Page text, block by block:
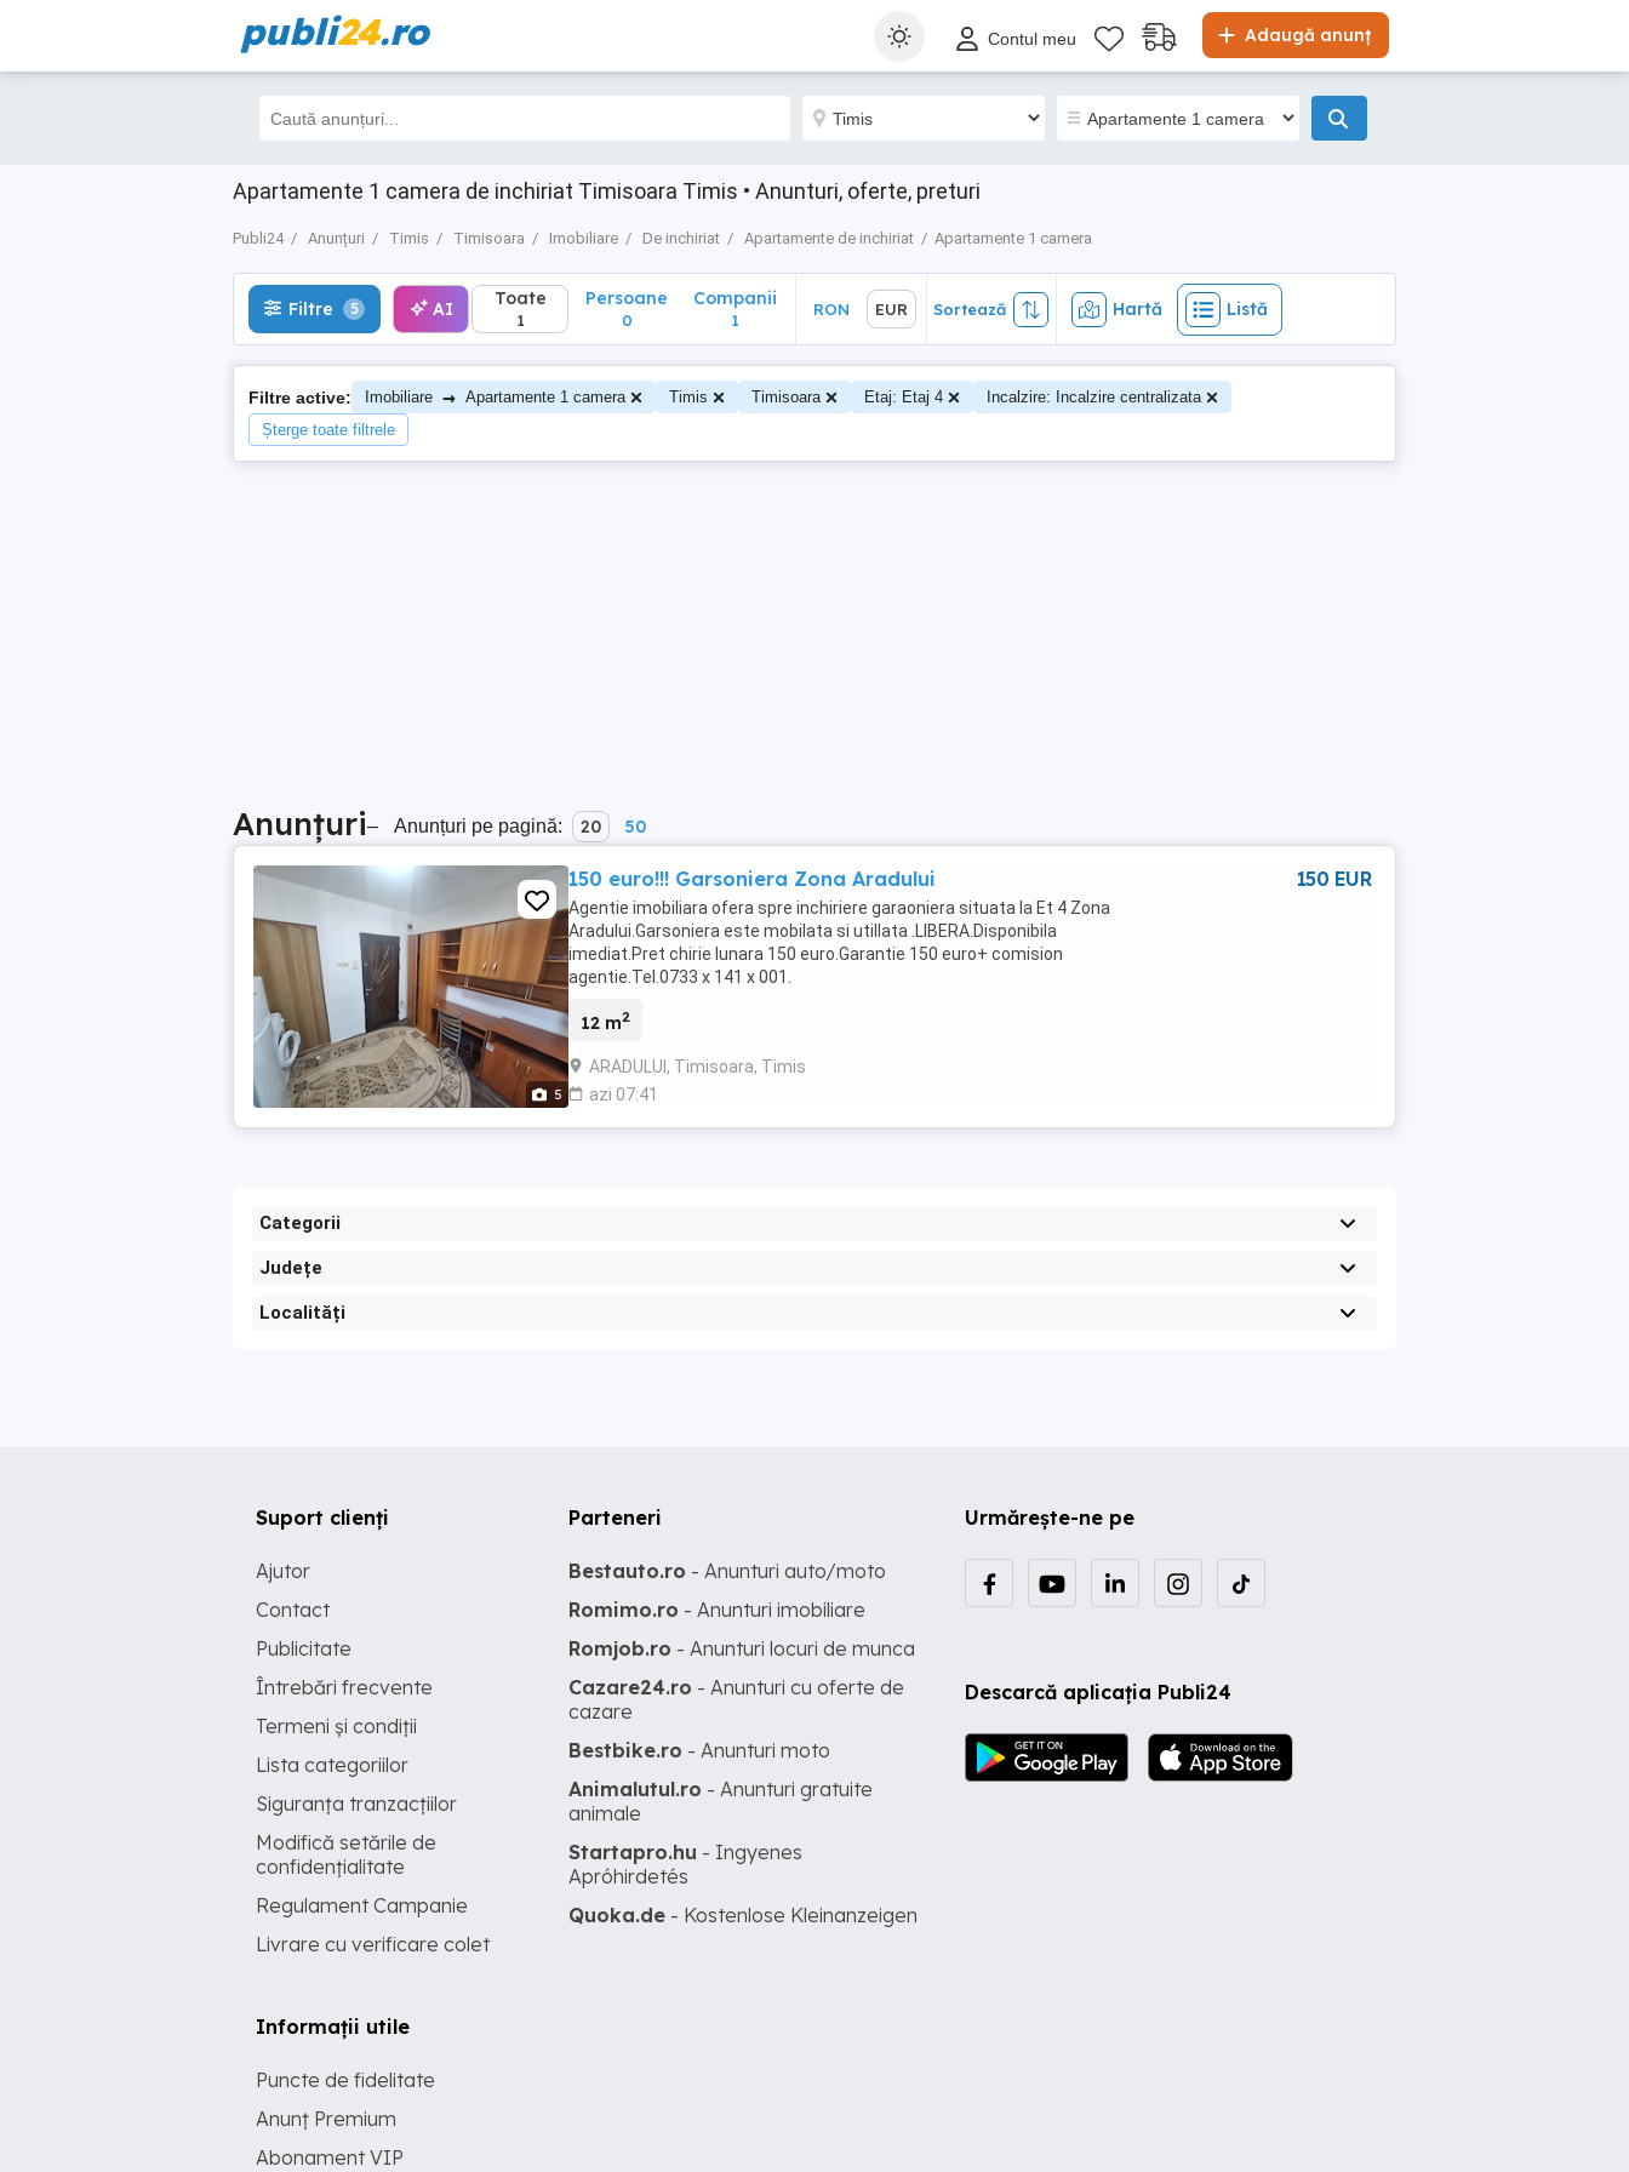
publi24.ro Adaugă anunț
Contul meu
Apartamente 1 camera de inchiriat Timisoara Timis • Anunturi, oferte, preturi
Publi24 Anunțuri Timis Timisoara Imobiliare De inchiriat Apartamente de inchiriat Apartamente 1 camera
Filtre 5 AI EUR Sortează Hartă Listă
Filtre 5 AI Toate
1
Persoane
0
Companii
1
RON EUR Sortează Hartă Listă
Filtre active: Imobiliare → Apartamente 1 camera Timis Timisoara Etaj: Etaj 4
Incalzire: Incalzire centralizata
Șterge toate filtrele
Anunțuri– Anunțuri pe pagină: 20 50
5
150 euro!!! Garsoniera Zona Aradului
Agentie imobiliara ofera spre inchiriere garaoniera situata la Et 4 Zona
Aradului.Garsoniera este mobilata si utillata .LIBERA.Disponibila
imediat.Pret chirie lunara 150 euro.Garantie 150 euro+ comision
agentie.Tel.0733 x 141 x 001.
12 m2
ARADULUI, Timisoara, Timis
azi 07:41
150 EUR
Categorii
Județe
Localități
Urmărește-ne pe
Descarcă aplicația Publi24
Suport clienți
Ajutor
Contact
Publicitate
Întrebări frecvente
Termeni și condiții
Lista categoriilor
Siguranța tranzacțiilor
Modifică setările de
confidențialitate
Regulament Campanie
Livrare cu verificare colet
Informații utile
Puncte de fidelitate
Anunț Premium
Abonament VIP
Parteneri
Bestauto.ro - Anunturi auto/moto
Romimo.ro - Anunturi imobiliare
Romjob.ro - Anunturi locuri de munca
Cazare24.ro - Anunturi cu oferte de
cazare
Bestbike.ro - Anunturi moto
Animalutul.ro - Anunturi gratuite
animale
Startapro.hu - Ingyenes
Apróhirdetés
Quoka.de - Kostenlose Kleinanzeigen